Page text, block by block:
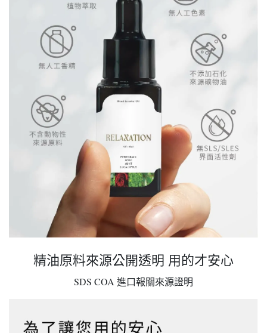
精油原料來源公開透明 用的才安心
SDS COA 進口報關來源證明